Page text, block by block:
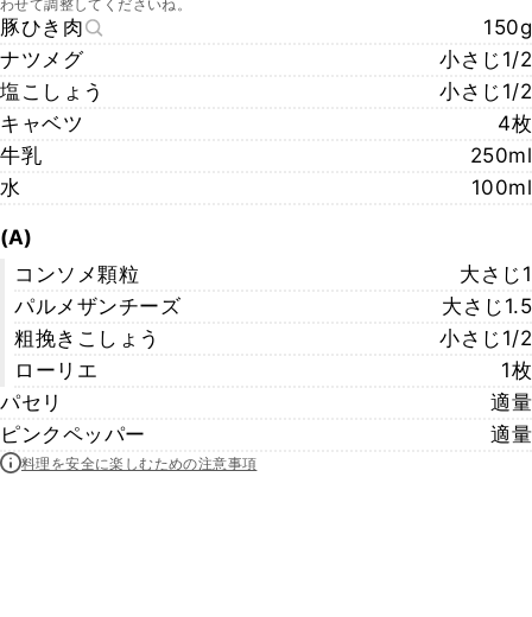
わせて調整してくださいね。
豚ひき肉
150g
ナツメグ
小さじ1/2
塩こしょう
小さじ1/2
キャベツ
4枚
牛乳
250ml
水
100ml
(A)
コンソメ顆粒
大さじ1
パルメザンチーズ
大さじ1.5
粗挽きこしょう
小さじ1/2
ローリエ
1枚
パセリ
適量
ピンクペッパー
適量
料理を安全に楽しむための注意事項